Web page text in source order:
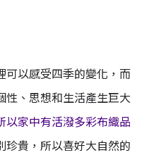
可以感受四季的變化，而
性、思想和生活產生巨大
以家中有活潑多彩布織品
珍貴，所以喜好大自然的